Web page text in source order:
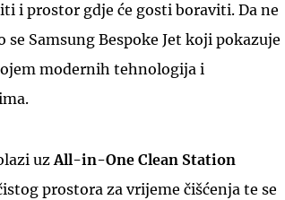
i prostor gdje će gosti boraviti. Da ne
Samsung Bespoke Jet koji pokazuje
modernih tehnologija i
uzAll-in-One Clean Station
prostora za vrijeme čišćenja te se